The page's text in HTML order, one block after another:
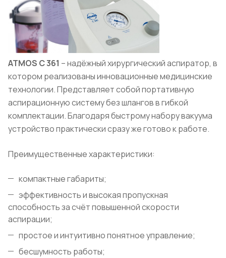
ATMOS C361 – надёжный хирургический аспиратор, в
котором реализованы инновационные медицинские
технологии. Представляет собой портативную
аспирационную систему без шлангов в гибкой
комплектации. Благодаря быстрому набору вакуума
устройство практически сразу же готово к работе.
Преимущественные характеристики:
компактные габариты;
эффективность и высокая пропускная
способность за счёт повышенной скорости
аспирации;
простое и интуитивно понятное управление;
бесшумность работы;